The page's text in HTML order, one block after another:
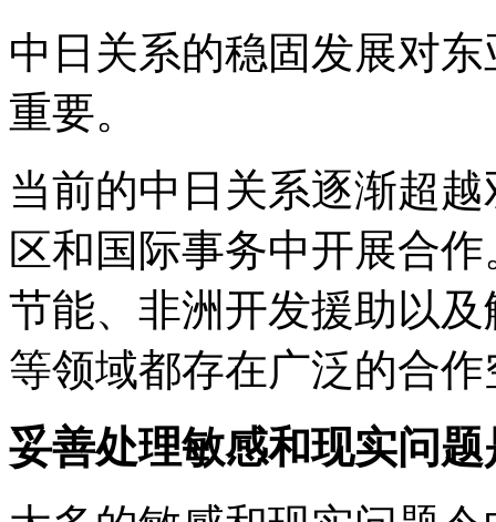
中日关系的稳固发展对
重要。
当前的中日关系逐渐超
区和国际事务中开展合
节能、非洲开发援助以
等领域都存在广泛的合作
妥善处理敏感和现实问